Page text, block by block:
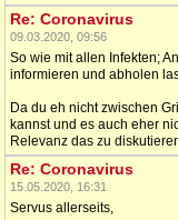
Re: Coronavirus
09.03.2020, 09:56
So wie mit allen Infekten;
informieren und abholen
Da du eh nicht zwischen
kannst und es auch eher
Relevanz das zu
Re: Coronavirus
15.05.2020, 16:31
Servus allerseits,